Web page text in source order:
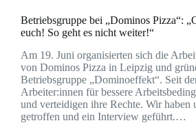
Betriebsgruppe bei „Dominos Pizza“:
euch! So geht es nicht weiter!“
Am 19. Juni organisierten sich die
von Dominos Pizza in Leipzig und
Betriebsgruppe „Dominoeffekt“. Seit
Arbeiter:innen für bessere
und verteidigen ihre Rechte. Wir haben
getroffen und ein Interview geführt.…